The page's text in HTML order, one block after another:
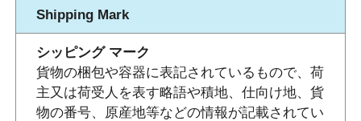
Shipping Mark
シッピング マーク
貨物の梱包や容器に表記されているもので、荷
主又は荷受人を表す略語や積地、仕向け地、貨
物の番号、原産地等などの情報が記載されてい